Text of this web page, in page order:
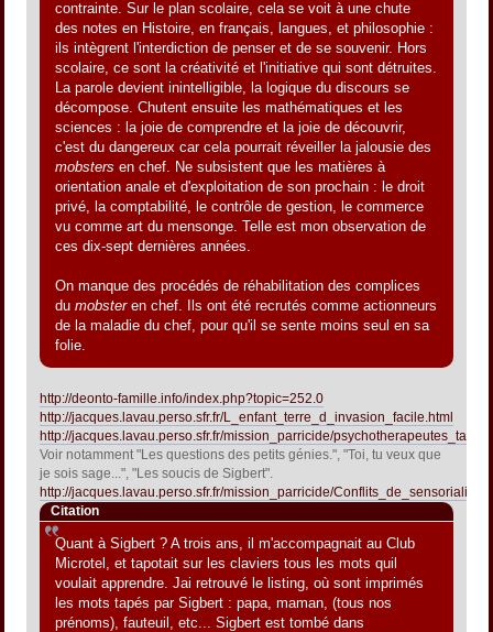
contrainte. Sur le plan scolaire, cela se voit à une chute
des notes en Histoire, en français, langues, et philosophie :
ils intègrent l'interdiction de penser et de se souvenir. Hors
scolaire, ce sont la créativité et l'initiative qui sont détruites.
La parole devient inintelligible, la logique du discours se
décompose. Chutent ensuite les mathématiques et les
sciences : la joie de comprendre et la joie de découvrir,
c'est du dangereux car cela pourrait réveiller la jalousie des
mobsters en chef. Ne subsistent que les matières à
orientation anale et d'exploitation de son prochain : le droit
privé, la comptabilité, le contrôle de gestion, le commerce
vu comme art du mensonge. Telle est mon observation de
ces dix-sept dernières années.
On manque des procédés de réhabilitation des complices
dumobsteren chef. Ils ont été recrutés comme actionneurs
de la maladie du chef, pour qu'il se sente moins seul en sa
folie.
http://deonto-famille.info/index.php?topic=252.0
http://jacques.lavau.perso.sfr.fr/L_enfant_terre_d_invasion_facile.html
http://jacques.lavau.perso.sfr.fr/mission_parricide/
Voir notamment "Les questions des petits génies.", "Toi, tu veux que
je sois sage...", "Les soucis de Sigbert".
http://jacques.lavau.perso.sfr.fr/mission_parricide/
Citation
Quant à Sigbert ? A trois ans, il m'accompagnait au Club
Microtel, et tapotait sur les claviers tous les mots quil
voulait apprendre. Jai retrouvé le listing, où sont imprimés
les mots tapés par Sigbert : papa, maman, (tous nos
prénoms), fauteuil, etc... Sigbert est tombé dans